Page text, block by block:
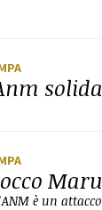
è un